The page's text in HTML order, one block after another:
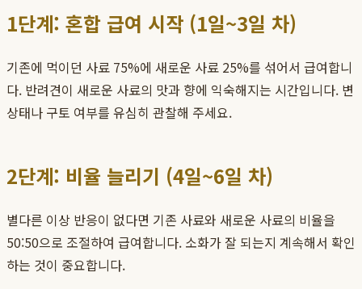
1단계: 혼합 급여 시작 (1일~3일 차)
기존에 먹이던 사료 75%에 새로운 사료 25%를 섞어서 급여합니
다. 반려견이 새로운 사료의 맛과 향에 익숙해지는 시간입니다. 변
상태나 구토 여부를 유심히 관찰해 주세요.
2단계: 비율 늘리기 (4일~6일 차)
별다른 이상 반응이 없다면 기존 사료와 새로운 사료의 비율을
50:50으로 조절하여 급여합니다. 소화가 잘 되는지 계속해서 확인
하는 것이 중요합니다.